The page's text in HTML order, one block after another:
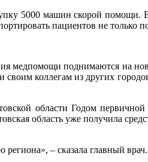
5000 машин скорой
пациентов не
медпомощи поднимаются на
коллегам из других
области Годом
область уже получила
– сказала главный врач.